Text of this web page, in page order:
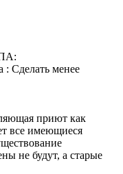
: Сделать менее
приют как
все имеющиеся
не будут, а старые